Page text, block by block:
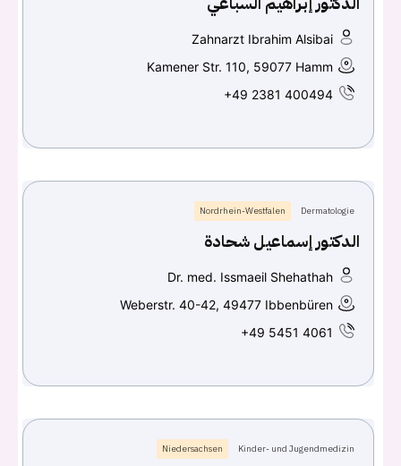
Zahnarzt Ibrahim Alsibai
Kamener Str. 110, 59077 Hamm
+49 2381 400494
Dermatologie
Nordrhein-Westfalen
الدكتور إسماعيل شحادة
Dr. med. Issmaeil Shehathah
Weberstr. 40-42, 49477 Ibbenbüren
+49 5451 4061
Kinder- und Jugendmedizin
Niedersachsen